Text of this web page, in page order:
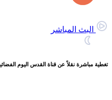
البث المباشر
تغطية مباشرة نقلاً عن قناة القدس اليوم